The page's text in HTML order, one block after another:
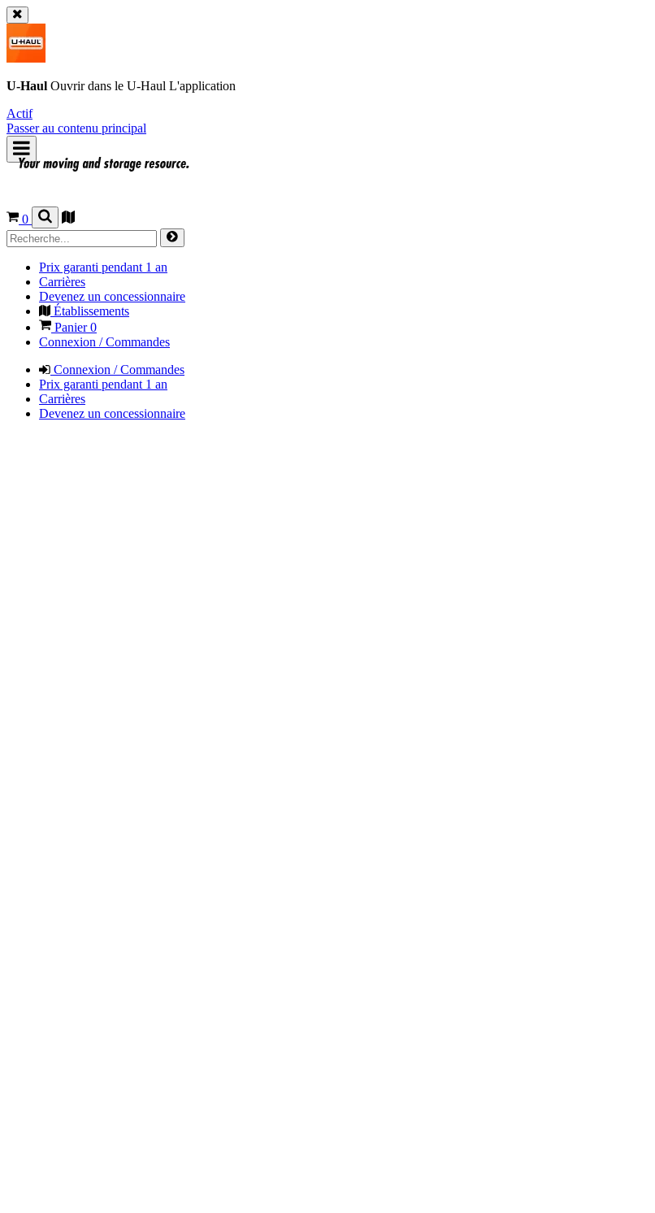
U-Haul Ouvrir dans le U-Haul L'application
Actif
Passer au contenu principal
0
Prix garanti pendant 1 an
Carrières
Devenez un concessionnaire
Établissements
Panier0
Connexion / Commandes
Connexion / Commandes
Prix garanti pendant 1 an
Carrières
Devenez un concessionnaire